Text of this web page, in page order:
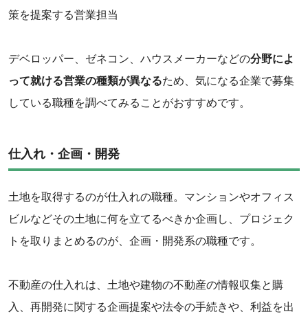
策を提案する営業担当
デベロッパー、ゼネコン、ハウスメーカーなどの分野によ
って就ける営業の種類が異なるため、気になる企業で募集
している職種を調べてみることがおすすめです。
仕入れ・企画・開発
土地を取得するのが仕入れの職種。マンションやオフィス
ビルなどその土地に何を立てるべきか企画し、プロジェク
トを取りまとめるのが、企画・開発系の職種です。
不動産の仕入れは、土地や建物の不動産の情報収集と購
入、再開発に関する企画提案や法令の手続きや、利益を出